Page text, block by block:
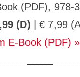
(PDF), 978-
(D) | € 7,99
E-Book (PDF)